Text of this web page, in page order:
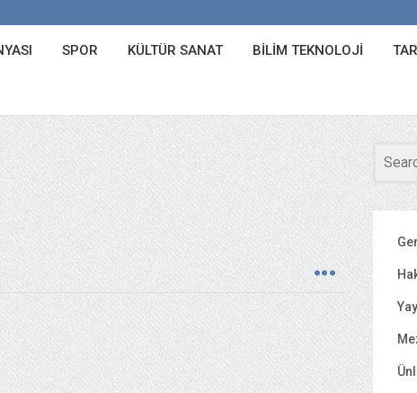
SPOR KÜLTÜR SANAT BILIM TEKNOLOJI